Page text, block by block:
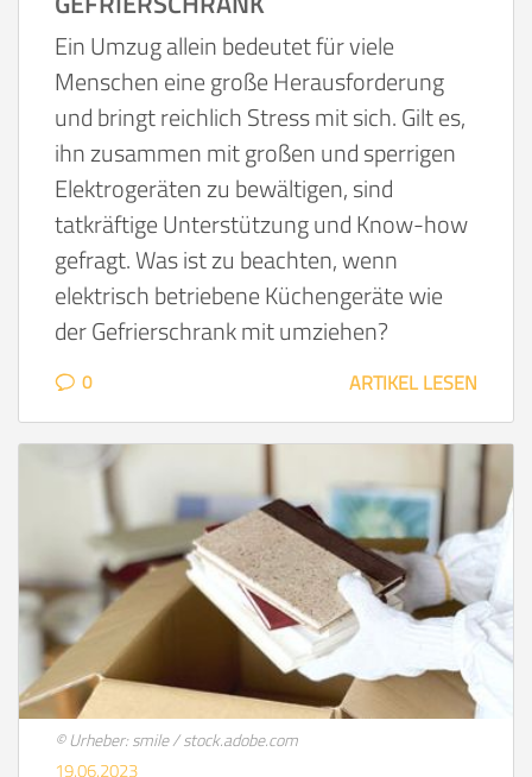
Ein Umzug allein bedeutet für viele
Menschen eine große Herausforderung
und bringt reichlich Stress mit sich. Gilt es,
ihn zusammen mit großen und sperrigen
Elektrogeräten zu bewältigen, sind
tatkräftige Unterstützung und Know-how
gefragt. Was ist zu beachten, wenn
elektrisch betriebene Küchengeräte wie
der Gefrierschrank mit umziehen?
ARTIKEL LESEN
0
© Urheber: smile / stock.adobe.com
19.06.2023